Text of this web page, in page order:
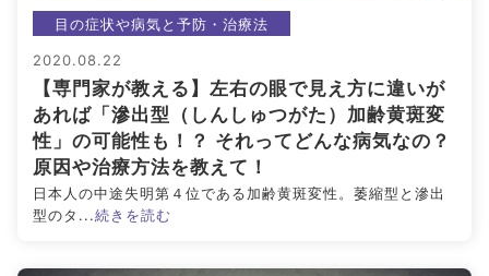
目の症状や病気と予防・治療法
2020.08.22
【専門家が教える】左右の眼で見え方に違いが
あれば「滲出型（しんしゅつがた）加齢黄斑変
性」の可能性も！？ それってどんな病気なの？
原因や治療方法を教えて！
日本人の中途失明第４位である加齢黄斑変性。萎縮型と滲出
型のタ...続きを読む